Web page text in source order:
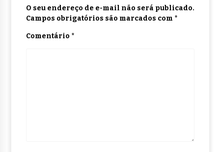
O seu endereço de e-mail não será publicado.
Campos obrigatórios são marcados com *
Comentário *